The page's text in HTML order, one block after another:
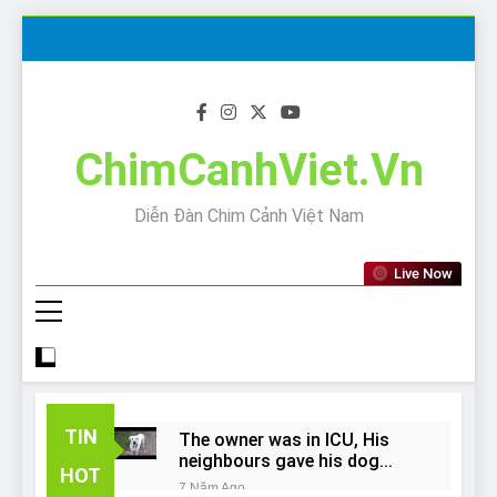
ChimCanhViet.Vn
Diễn Đàn Chim Cảnh Việt Nam
Live Now
TIN
HOT
The owner was in ICU, His
neighbours gave his dog
away!
7 Năm Ago